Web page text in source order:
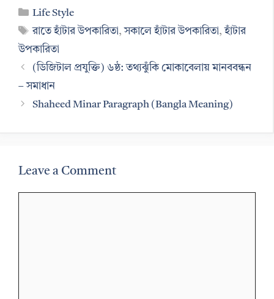
Categories
Life Style
Tags
রাতে হাঁটার উপকারিতা,সকালে হাঁটার উপকারিতা,হাঁটার
উপকারিতা
(ডিজিটাল প্রযুক্তি) ৬ষ্ঠ: তথ্যঝুঁকি মোকাবেলায় মানববন্ধন
– সমাধান
Shaheed Minar Paragraph (Bangla Meaning)
Leave a Comment